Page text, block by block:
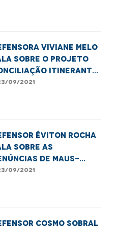
Viviane Melo
sobre o Projeto
Itinerante
em São João
09/2021
Éviton Rocha
sobre as
de maus-
em clínica
09/2021
Cosmo Sobral